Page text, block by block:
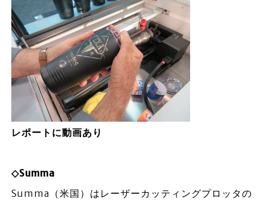
レポートに動画あり
◇Summa
Summa（米国）はレーザーカッティングプロッタの